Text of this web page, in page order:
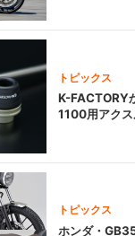
トピックス
K-FACTORY
1100用アク
トピックス
ホンダ・